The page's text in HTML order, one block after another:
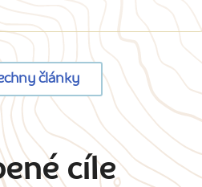
články
cíle